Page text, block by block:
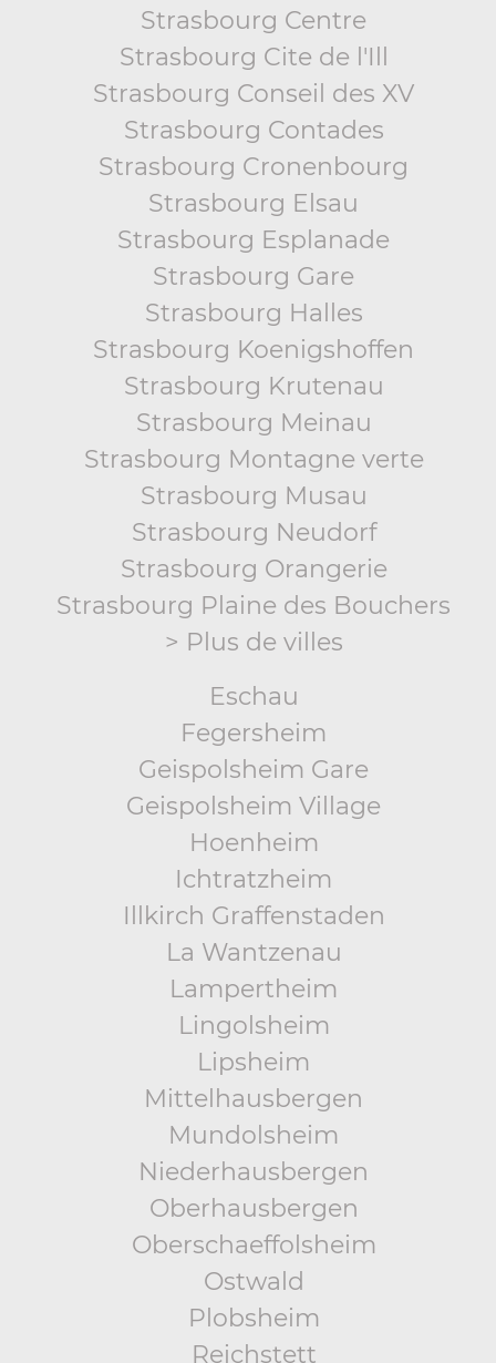
Strasbourg Centre
Strasbourg Cite de l'Ill
Strasbourg Conseil des XV
Strasbourg Contades
Strasbourg Cronenbourg
Strasbourg Elsau
Strasbourg Esplanade
Strasbourg Gare
Strasbourg Halles
Strasbourg Koenigshoffen
Strasbourg Krutenau
Strasbourg Meinau
Strasbourg Montagne verte
Strasbourg Musau
Strasbourg Neudorf
Strasbourg Orangerie
Strasbourg Plaine des Bouchers
> Plus de villes
Eschau
Fegersheim
Geispolsheim Gare
Geispolsheim Village
Hoenheim
Ichtratzheim
Illkirch Graffenstaden
La Wantzenau
Lampertheim
Lingolsheim
Lipsheim
Mittelhausbergen
Mundolsheim
Niederhausbergen
Oberhausbergen
Oberschaeffolsheim
Ostwald
Plobsheim
Reichstett